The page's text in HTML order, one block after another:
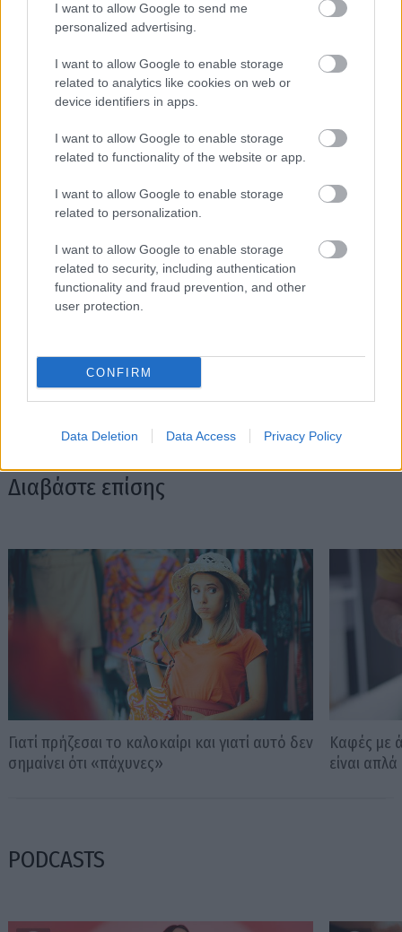
I want to allow Google to send me
personalized advertising.
I want to allow Google to enable storage
related to analytics like cookies on web or
device identifiers in apps.
I want to allow Google to enable storage
related to functionality of the website or app.
I want to allow Google to enable storage
related to personalization.
I want to allow Google to enable storage
related to security, including authentication
functionality and fraud prevention, and other
user protection.
CONFIRM
Data Deletion Data Access Privacy Policy
Διαβάστε επίσης
Γιατί πρήζεσαι το καλοκαίρι και γιατί αυτό δεν
σημαίνει ότι «πάχυνες»
Καφές με
είναι
PODCASTS